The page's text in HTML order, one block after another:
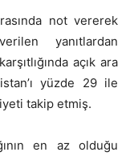
not vererek
yanıtlardan
açık ara
yüzde 29 ile
takip etmiş.
en az olduğu